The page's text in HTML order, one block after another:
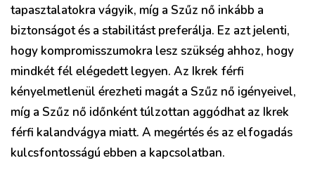
tapasztalatokra vágyik, míg a Szűz nő inkább a
biztonságot és a stabilitást preferálja. Ez azt jelenti,
hogy kompromisszumokra lesz szükség ahhoz, hogy
mindkét fél elégedett legyen. Az Ikrek férfi
kényelmetlenül érezheti magát a Szűz nő igényeivel,
míg a Szűz nő időnként túlzottan aggódhat az Ikrek
férfi kalandvágya miatt. A megértés és az elfogadás
kulcsfontosságú ebben a kapcsolatban.